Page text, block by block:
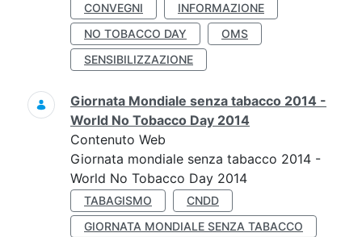
CONVEGNI
INFORMAZIONE
NO TOBACCO DAY
OMS
SENSIBILIZZAZIONE
Giornata Mondiale senza tabacco 2014 -
World No Tobacco Day 2014
Contenuto Web
Giornata mondiale senza tabacco 2014 -
World No Tobacco Day 2014
TABAGISMO
CNDD
GIORNATA MONDIALE SENZA TABACCO